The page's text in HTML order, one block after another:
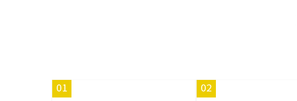
01 02